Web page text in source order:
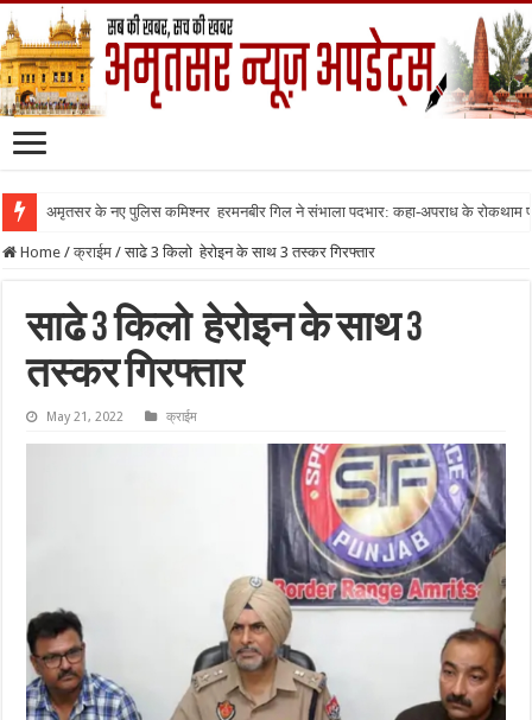
अमृतसर के नए पुलिस कमिश्नर हरमनबीर गिल ने संभाला पदभार: कहा-अपराध के रोकथाम
Home / क्राईम / साढे 3 किलो हेरोइन के साथ 3 तस्कर गिरफ्तार
साढे 3 किलो हेरोइन के साथ 3
तस्कर गिरफ्तार
May 21, 2022 क्राईम